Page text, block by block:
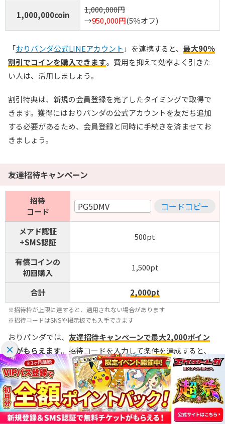
1,000,000coin
1,000,000円
→950,000円(5％オフ)
「おりパンダ公式LINEアカウント 」を連携すると、 最大90％
割引でコインを購入できます。費用を抑えて効率よく引きた
い人は、活用しましょう。
割引特典は、新規の会員登録を完了したタイミングで取得で
きます。獲得にはおりパンダの公式アカウントを友だち追加
する必要があるため、会員登録と同時に手続きを済ませてお
きましょう。
友達招待キャンペーン
招待
コード
PG5DMV コードコピー
メアド認証
+SMS認証
500pt
有償コインの
初回購入
1,500pt
合計 2,000pt
※招待枠が上限に達すると、適用されない場合があります
※招待コードはSNSや掲示板でも入手できます
おりパンダでは、 友達招待キャンペーンで最大2,000ポイン
トがもらえます。招待コードを入力して条件を達成すると、
入力した人・招待した人の双方に特典が付与される仕組みで
す。
登録後にメールアドレスとSMS認証が完了すると、500ポイン
トが付与されます。さらに、初めての課金で1,500ポイント追